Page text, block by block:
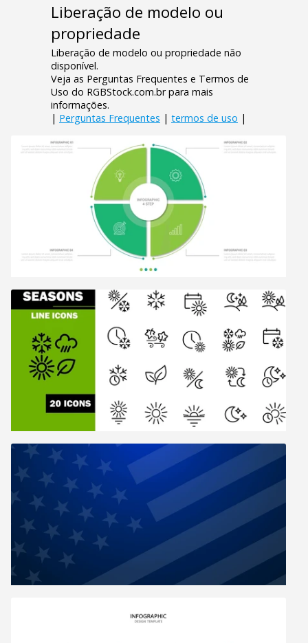
Liberação de modelo ou
propriedade
Liberação de modelo ou propriedade não
disponível.
Veja as Perguntas Frequentes e Termos de
Uso do RGBStock.com.br para mais
informações.
| Perguntas Frequentes | termos de uso |